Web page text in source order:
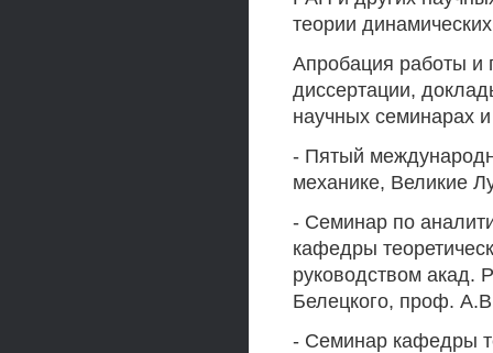
теории
Апробация работы и
диссертации,
научных семинарах
- Пятый
механике, Великие
- Семинар по
кафедры
руководством
Белецкого, проф.
- Семинар кафедры